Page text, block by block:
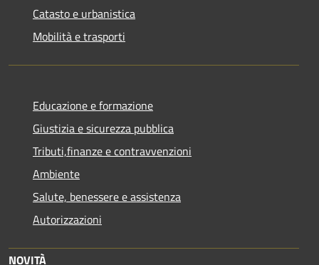
Catasto e urbanistica
Mobilità e trasporti
Educazione e formazione
Giustizia e sicurezza pubblica
Tributi,finanze e contravvenzioni
Ambiente
Salute, benessere e assistenza
Autorizzazioni
NOVITÀ